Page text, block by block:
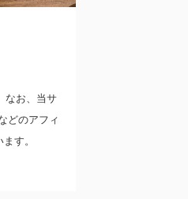
なお、当サ
どのアフィ
す。